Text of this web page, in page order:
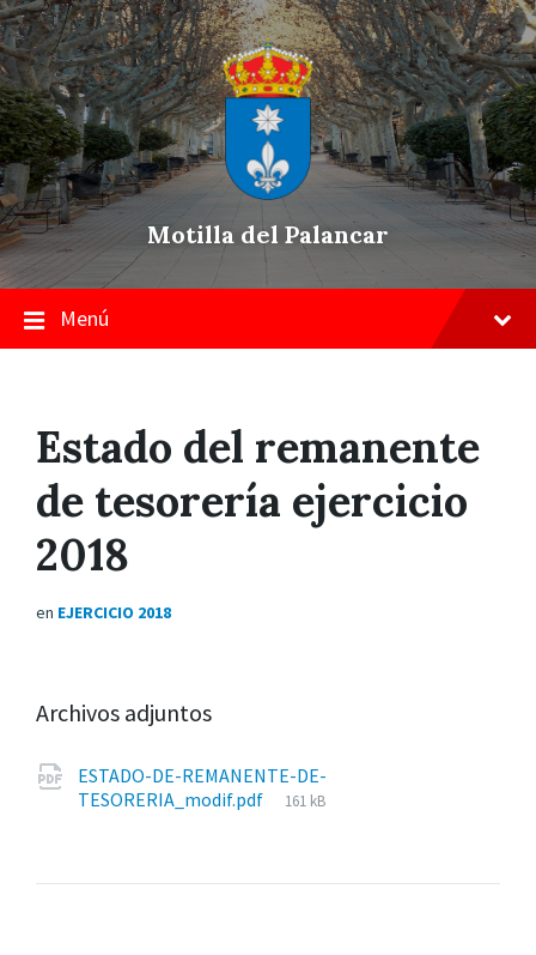
Skip
to
content
Saltar
a
la
navegación
principal
Saltar
a
pie
de
página
Motilla del Palancar
Menú
Estado del remanente
de tesorería ejercicio
2018
en EJERCICIO 2018
Archivos adjuntos
ESTADO-DE-REMANENTE-DE-
TESORERIA_modif.pdf
Tamaño
161 kB